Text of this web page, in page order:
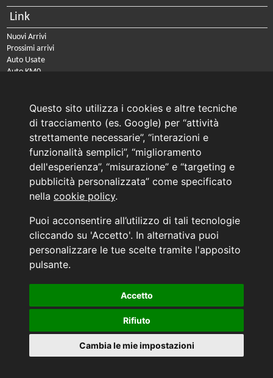
Questo sito utilizza i cookies e altre tecniche
di tracciamento (es. Google) per “attività
strettamente necessarie”, “interazioni e
funzionalità semplici”, “miglioramento
dell'esperienza”, “misurazione” e “targeting e
pubblicità personalizzata” come specificato
nella cookie policy.
Puoi acconsentire all’utilizzo di tali tecnologie
cliccando su 'Accetto'. In alternativa puoi
personalizzare le tue scelte tramite l'apposito
pulsante.
Accetto
Rifiuto
Cambia le mie impostazioni
Link
Nuovi Arrivi
Prossimi arrivi
Auto Usate
Auto KM0
PRENOTA IL TUO INTERVENTO DI OFFICINA
PRENOTA LA REVISIONE DELLA TUA AUTO
Consulente Online Usato: 0805608980
Consulente Online Hyundai: 0805608985
AUTO PLANET BARI SRL | BARI, via Zippitelli 32-34 - CAP 70132 | P.I. 05126720720
Generata in 0,059 secondi | 216.73.216.39
INFORMATIVA AI SENSI DELL'ART. 79 DEL REG. IVASS n° 40/2018
Aggiorna le tue preferenze di consenso alle tecnologie di tracciamento.